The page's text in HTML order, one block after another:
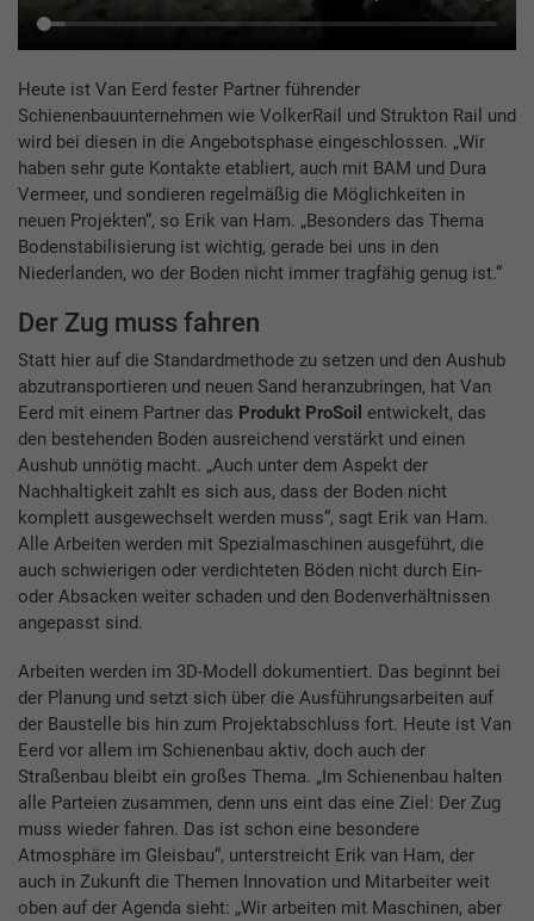
Heute ist Van Eerd fester Partner führender
Schienenbauunternehmen wie VolkerRail und Strukton Rail und
wird bei diesen in die Angebotsphase eingeschlossen. „Wir
haben sehr gute Kontakte etabliert, auch mit BAM und Dura
Vermeer, und sondieren regelmäßig die Möglichkeiten in
neuen Projekten“, so Erik van Ham. „Besonders das Thema
Bodenstabilisierung ist wichtig, gerade bei uns in den
Niederlanden, wo der Boden nicht immer tragfähig genug ist.“
Der Zug muss fahren
Statt hier auf die Standardmethode zu setzen und den Aushub
abzutransportieren und neuen Sand heranzubringen, hat Van
Eerd mit einem Partner das Produkt ProSoil entwickelt, das
den bestehenden Boden ausreichend verstärkt und einen
Aushub unnötig macht. „Auch unter dem Aspekt der
Nachhaltigkeit zahlt es sich aus, dass der Boden nicht
komplett ausgewechselt werden muss“, sagt Erik van Ham.
Alle Arbeiten werden mit Spezialmaschinen ausgeführt, die
auch schwierigen oder verdichteten Böden nicht durch Ein-
oder Absacken weiter schaden und den Bodenverhältnissen
angepasst sind.
Arbeiten werden im 3D-Modell dokumentiert. Das beginnt bei
der Planung und setzt sich über die Ausführungsarbeiten auf
der Baustelle bis hin zum Projektabschluss fort. Heute ist Van
Eerd vor allem im Schienenbau aktiv, doch auch der
Straßenbau bleibt ein großes Thema. „Im Schienenbau halten
alle Parteien zusammen, denn uns eint das eine Ziel: Der Zug
muss wieder fahren. Das ist schon eine besondere
Atmosphäre im Gleisbau“, unterstreicht Erik van Ham, der
auch in Zukunft die Themen Innovation und Mitarbeiter weit
oben auf der Agenda sieht: „Wir arbeiten mit Maschinen, aber